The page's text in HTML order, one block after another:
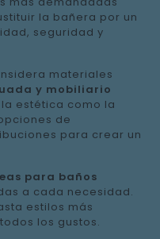
la bañera por un
seguridad y
materiales
y mobiliario
estética como la
de
para crear un
para baños
a cada necesidad.
estilos más
los gustos.